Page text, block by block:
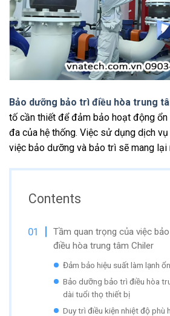
Bảo dưỡng bảo trì điều hòa trung
tố cần thiết để đảm bảo hoạt động
đa của hệ thống. Việc sử dụng dịch
việc bảo dưỡng và bảo trì sẽ mang lại
Contents
Tầm quan trọng của việc
điều hòa trung tâm Chiler
Đảm bảo hiệu suất làm lạnh
Bảo dưỡng bảo trì điều hòa
dài tuổi thọ thiết bị
Duy trì điều kiện nhiệt độ phù